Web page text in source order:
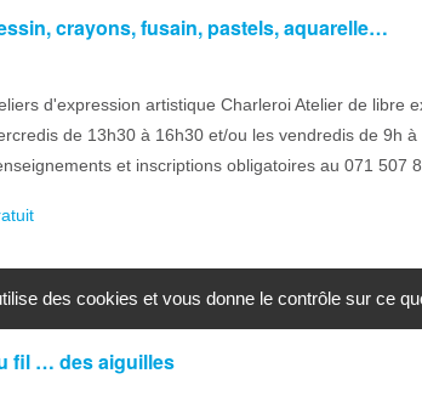
crayons, fusain, pastels, aquarelle…
d'expression artistique Charleroi Atelier de libre
de 13h30 à 16h30 et/ou les vendredis de 9h
et inscriptions obligatoires au 071 507
fil … des aiguilles
Mis en avant 16 février 2026 @ 13h30-16h30
des cookies et vous donne le contrôle sur ce